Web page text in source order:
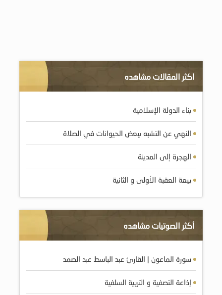
اكثر المقالات مشاهده
بناء الدولة الإسلامية
النهي عن التشبه ببعض الحيوانات في الصلاة
الهجرة إلى المدينة
بيعة العقبة الأولى و الثانية
أكثر الصوتيات مشاهده
سورة الماعون | القارئ عبد الباسط عبد الصمد
إذاعة التصفية و التربية السلفية